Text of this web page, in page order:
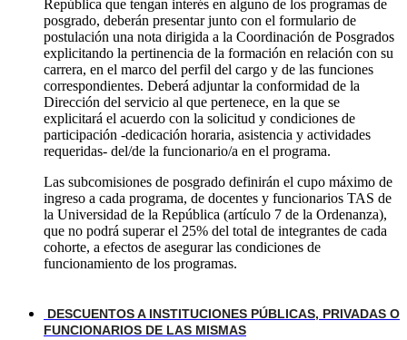
República que tengan interés en alguno de los programas de
posgrado, deberán presentar junto con el formulario de
postulación una nota dirigida a la Coordinación de Posgrados
explicitando la pertinencia de la formación en relación con su
carrera, en el marco del perfil del cargo y de las funciones
correspondientes. Deberá adjuntar la conformidad de la
Dirección del servicio al que pertenece, en la que se
explicitará el acuerdo con la solicitud y condiciones de
participación -dedicación horaria, asistencia y actividades
requeridas- del/de la funcionario/a en el programa.
Las subcomisiones de posgrado definirán el cupo máximo de
ingreso a cada programa, de docentes y funcionarios TAS de
la Universidad de la República (artículo 7 de la Ordenanza),
que no podrá superar el 25% del total de integrantes de cada
cohorte, a efectos de asegurar las condiciones de
funcionamiento de los programas.
DESCUENTOS A INSTITUCIONES PÚBLICAS, PRIVADAS O
FUNCIONARIOS DE LAS MISMAS